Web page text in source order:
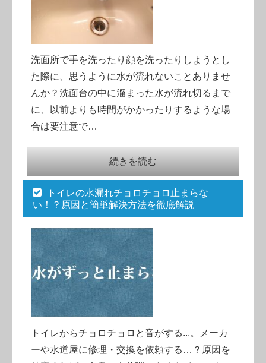
洗面所で手を洗ったり顔を洗ったりしようとし
た際に、思うように水が流れないことありませ
んか？洗面台の中に溜まった水が流れ切るまで
に、以前よりも時間がかかったりするような場
合は要注意で…
続きを読む
トイレの水漏れチョロチョロ止まらな
い！？原因と簡単解決方法を徹底解説
トイレからチョロチョロと音がする...。メーカ
ーや水道屋に修理・交換を依頼する…？原因を